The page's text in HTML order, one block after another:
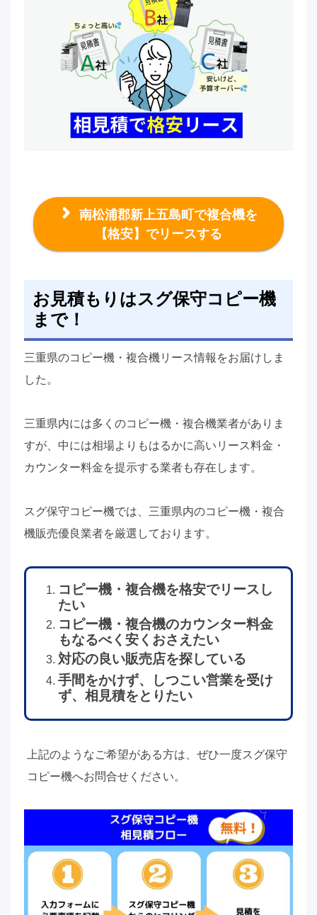
南松浦郡新上五島町で複合機を
【格安】でリースする
お見積もりはスグ保守コピー機
まで！
三重県のコピー機・複合機リース情報をお届けしま
した。
三重県内には多くのコピー機・複合機業者がありま
すが、中には相場よりもはるかに高いリース料金・
カウンター料金を提示する業者も存在します。
スグ保守コピー機では、三重県内のコピー機・複合
機販売優良業者を厳選しております。
コピー機・複合機を格安でリースし
たい
コピー機・複合機のカウンター料金
もなるべく安くおさえたい
対応の良い販売店を探している
手間をかけず、しつこい営業を受け
ず、相見積をとりたい
上記のようなご希望がある方は、ぜひ一度スグ保守
コピー機へお問合せください。